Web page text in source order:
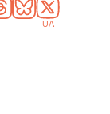
UA